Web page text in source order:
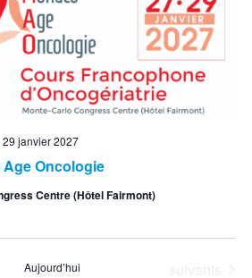
Age Oncologie
29 janvier 2027
Centre (Hôtel Fairmont)
Aujourd’hui